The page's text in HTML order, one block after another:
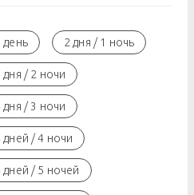
день 2 дня / 1 ночь
дня / 2 ночи
дня / 3 ночи
дней / 4 ночи
дней / 5 ночей